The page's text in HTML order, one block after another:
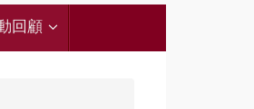
回顧